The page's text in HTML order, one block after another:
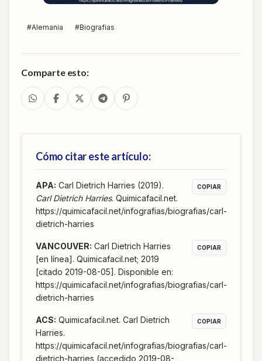
#Alemania #Biografias
Comparte esto:
Cómo citar este artículo:
APA: Carl Dietrich Harries (2019).
Carl Dietrich Harries. Quimicafacil.net.
https://quimicafacil.net/infografias/biografias/carl-
dietrich-harries
COPIAR
VANCOUVER: Carl Dietrich Harries
[en línea]. Quimicafacil.net; 2019
[citado 2019-08-05]. Disponible en:
https://quimicafacil.net/infografias/biografias/carl-
dietrich-harries
COPIAR
ACS: Quimicafacil.net. Carl Dietrich
Harries.
https://quimicafacil.net/infografias/biografias/carl-
dietrich-harries (accedido 2019-08-
COPIAR